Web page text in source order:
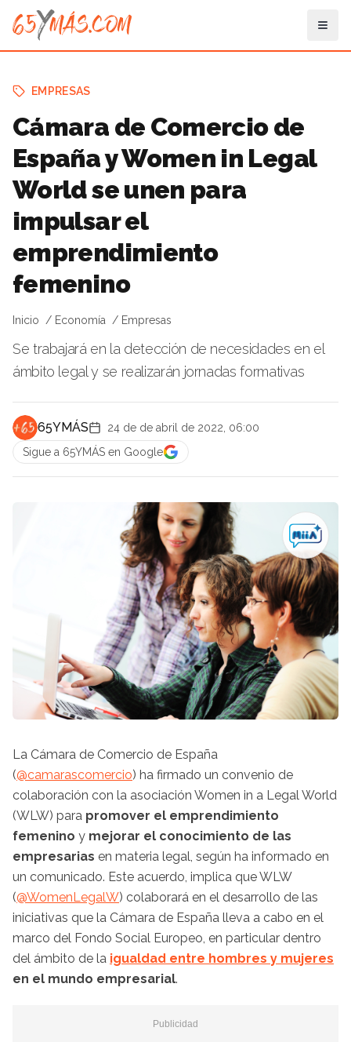
EMPRESAS
Cámara de Comercio de
España y Women in Legal
World se unen para
impulsar el
emprendimiento
femenino
Inicio Economía Empresas
Se trabajará en la detección de necesidades en el
ámbito legal y se realizarán jornadas formativas
65YMÁS
24 de de abril de 2022, 06:00
Sigue a 65YMÁS en Google
La Cámara de Comercio de España
(@camarascomercio) ha firmado un convenio de
colaboración con la asociación Women in a Legal World
(WLW) para promover el emprendimiento
femenino y mejorar el conocimiento de las
empresarias en materia legal, según ha informado en
un comunicado. Este acuerdo, implica que WLW
(@WomenLegalW) colaborará en el desarrollo de las
iniciativas que la Cámara de España lleva a cabo en el
marco del Fondo Social Europeo, en particular dentro
del ámbito de la igualdad entre hombres y mujeres
en el mundo empresarial.